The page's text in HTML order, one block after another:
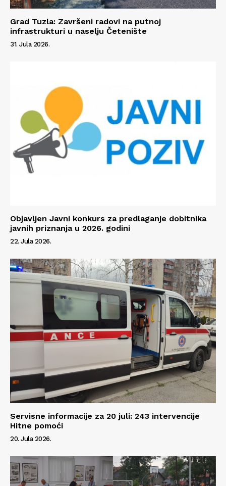
Grad Tuzla: Završeni radovi na putnoj
infrastrukturi u naselju Četenište
31. Jula 2026.
Objavljen Javni konkurs za predlaganje dobitnika
javnih priznanja u 2026. godini
22. Jula 2026.
Servisne informacije za 20 juli: 243 intervencije
Hitne pomoći
20. Jula 2026.